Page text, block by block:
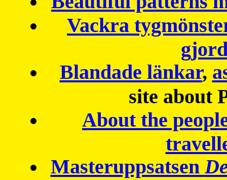
Vackra
Blandade länkar,
site about
About the
Masteruppsatsen